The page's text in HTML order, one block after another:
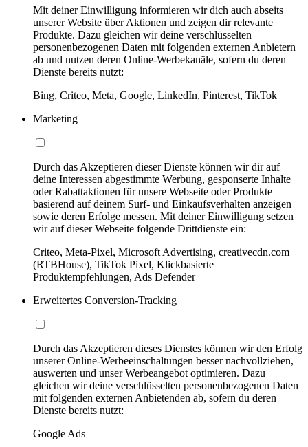
Mit deiner Einwilligung informieren wir dich auch abseits
unserer Website über Aktionen und zeigen dir relevante
Produkte. Dazu gleichen wir deine verschlüsselten
personenbezogenen Daten mit folgenden externen Anbietern
ab und nutzen deren Online-Werbekanäle, sofern du deren
Dienste bereits nutzt:
Bing, Criteo, Meta, Google, LinkedIn, Pinterest, TikTok
Marketing
Durch das Akzeptieren dieser Dienste können wir dir auf
deine Interessen abgestimmte Werbung, gesponserte Inhalte
oder Rabattaktionen für unsere Webseite oder Produkte
basierend auf deinem Surf- und Einkaufsverhalten anzeigen
sowie deren Erfolge messen. Mit deiner Einwilligung setzen
wir auf dieser Webseite folgende Drittdienste ein:
Criteo, Meta-Pixel, Microsoft Advertising, creativecdn.com
(RTBHouse), TikTok Pixel, Klickbasierte
Produktempfehlungen, Ads Defender
Erweitertes Conversion-Tracking
Durch das Akzeptieren dieses Dienstes können wir den Erfolg
unserer Online-Werbeeinschaltungen besser nachvollziehen,
auswerten und unser Werbeangebot optimieren. Dazu
gleichen wir deine verschlüsselten personenbezogenen Daten
mit folgenden externen Anbietenden ab, sofern du deren
Dienste bereits nutzt:
Google Ads